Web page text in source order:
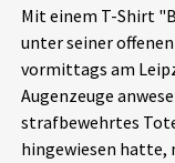
Leipziger Zustände
Schlaglichter
Mit einem T-Shirt
unter seiner
vormittags am
Augenzeuge
strafbewehrtes
hingewiesen hatte,